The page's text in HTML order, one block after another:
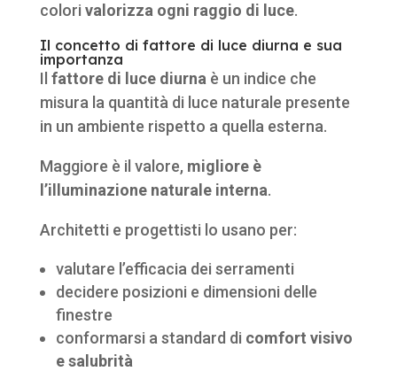
colori valorizza ogni raggio di luce.
Il concetto di fattore di luce diurna e sua
importanza
Il fattore di luce diurna è un indice che
misura la quantità di luce naturale presente
in un ambiente rispetto a quella esterna.
Maggiore è il valore, migliore è
l’illuminazione naturale interna.
Architetti e progettisti lo usano per:
valutare l’efficacia dei serramenti
decidere posizioni e dimensioni delle
finestre
conformarsi a standard di comfort visivo
e salubrità